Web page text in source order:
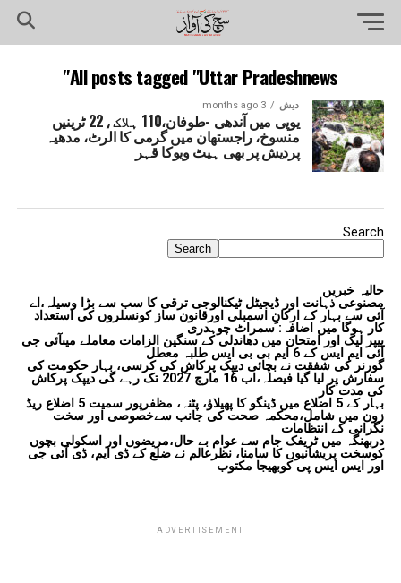
All posts tagged "Uttar Pradeshnews"
دیش 3 months ago
یوپی میں آندھی -طوفان،110 ہلاک،22 ٹرینیں
منسوخ، راجستھان میں گرمی کا الرٹ، مدھیہ
پردیش پر بھی ہیٹ ویوکا قہر
Search
Search
حالیہ خبریں
مصنوعی ذہانت اور ڈیجیٹل ٹیکنالوجی ترقی کا سب سے بڑا وسیلہ،اے
آئی سے بہار کے ارکانِ اسمبلی اورقانون ساز کونسلروں کی استعداد
کار ہوگا میں اضافہ: سمراٹ چوہدری
پیپر لیک اور امتحان میں دھاندلی کے سنگین الزامات معاملے میںآئی جی
آئی ایم ایس کے 6 ایم بی بی ایس طلبہ معطل
گورنر کی شفقت نے بچائی دیپک پرکاش کی کرسی، بہار حکومت کی
سفارش پر لیا گیا فیصلہ،اب 16 مارچ 2027 تک رہے گی دیپک پرکاش
کی مدت کار
بہار کے 5 اضلاع میں ڈینگو کا پھیلاؤ، پٹنہ، مظفرپور سمیت 5 اضلاع ریڈ
زون میں شامل،محکمہ صحت کی جانب سےخصوصی اور سخت
نگرانی کے انتظامات
دربھنگہ میں ٹریفک جام سے عوام بے حال،مریضوں اور اسکولی بچوں
کوسخت پریشانیوں کا سامنا، نظرعالم نے ضلع کے ڈی ایم، ڈی آئی جی
اور ایس ایس پی کوبھیجا مکتوب
ADVERTISEMENT